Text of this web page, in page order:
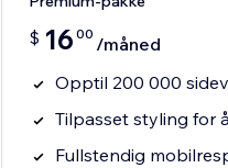
$ 16 00 /måned
Opptil 200 000
Tilpasset styling for
Fullstendig